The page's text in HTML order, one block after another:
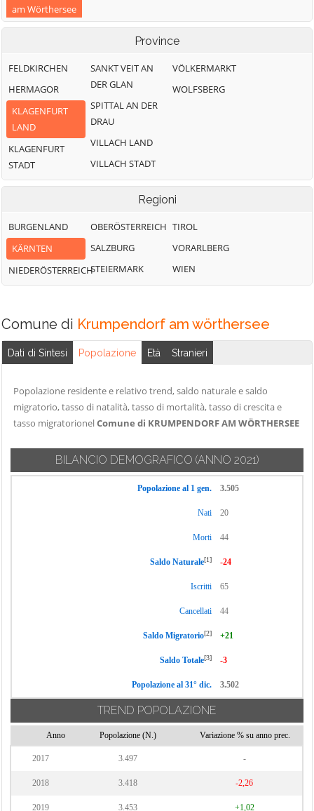
am Wörthersee
Province
FELDKIRCHEN
HERMAGOR
KLAGENFURT
LAND
KLAGENFURT
STADT
SANKT VEIT AN
DER GLAN
SPITTAL AN DER
DRAU
VILLACH LAND
VILLACH STADT
VÖLKERMARKT
WOLFSBERG
Regioni
BURGENLAND
KÄRNTEN
NIEDERÖSTERREICH
OBERÖSTERREICH
SALZBURG
STEIERMARK
TIROL
VORARLBERG
WIEN
Comune di Krumpendorf am wörthersee
Dati di Sintesi Popolazione Età Stranieri
Popolazione residente e relativo trend, saldo naturale e saldo
migratorio, tasso di natalità, tasso di mortalità, tasso di crescita e
tasso migratorionelComune di KRUMPENDORF AM WÖRTHERSEE
BILANCIO DEMOGRAFICO (ANNO 2021)
Popolazione al 1 gen. 3.505
Nati 20
Morti 44
Saldo Naturale[1] -24
Iscritti 65
Cancellati 44
Saldo Migratorio[2] +21
Saldo Totale[3] -3
Popolazione al 31° dic. 3.502
TREND POPOLAZIONE
Anno Popolazione (N.) Variazione % su anno prec.
2017 3.497 -
2018 3.418 -2,26
2019 3.453 +1,02